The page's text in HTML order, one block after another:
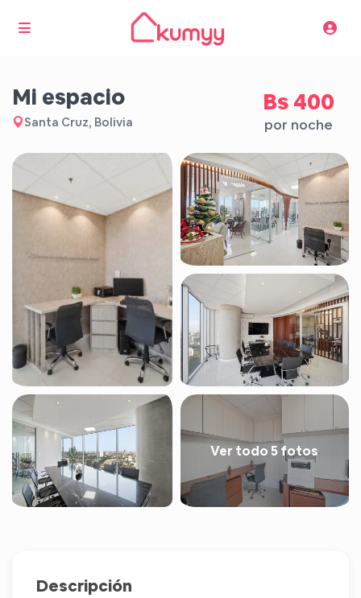
mi espacio
Santa Cruz, Bolivia
Bs 400
por noche
Ver todo 5 fotos
Descripción